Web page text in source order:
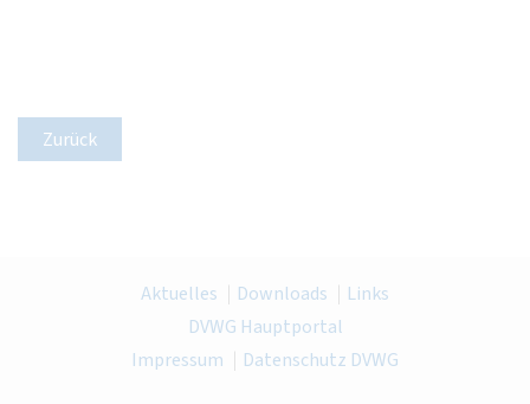
Zurück
Aktuelles Downloads
Links
DVWG Hauptportal
Impressum
Datenschutz DVWG